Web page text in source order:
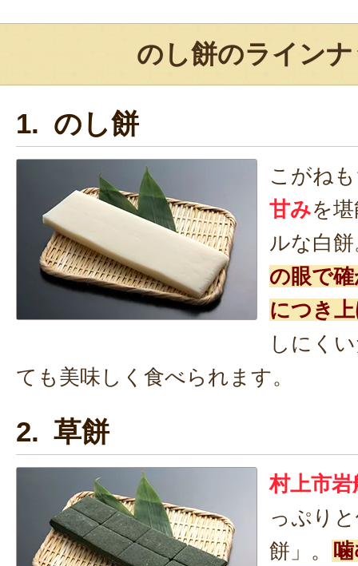
のし餅のライン
1. のし餅
こがね
甘みを
ルな白
の眼で
につき
しにく
ても美味しく食べられます。
2. 草餅
村上市
っぷり
餅」。